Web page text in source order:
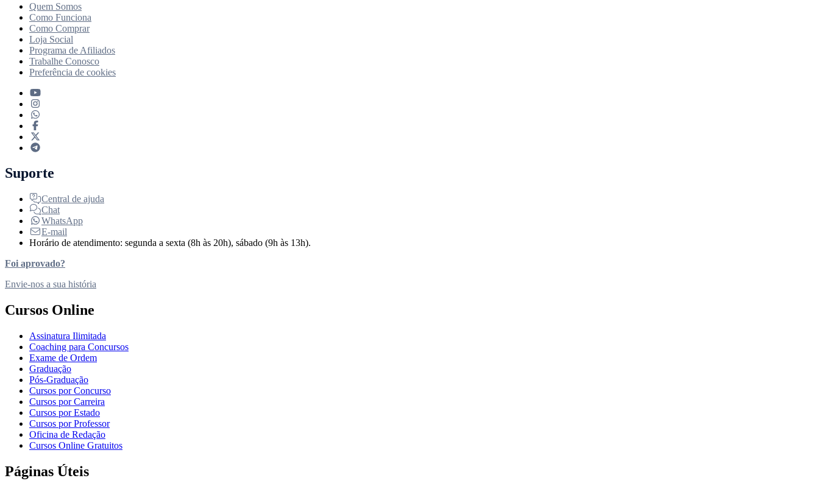
Quem Somos
Como Funciona
Como Comprar
Loja Social
Programa de Afiliados
Trabalhe Conosco
Preferência de cookies
Suporte
Central de ajuda
Chat
WhatsApp
E-mail
Horário de atendimento: segunda a sexta (8h às 20h), sábado (9h às 13h).
Foi aprovado?
Envie-nos a sua história
Cursos Online
Assinatura Ilimitada
Coaching para Concursos
Exame de Ordem
Graduação
Pós-Graduação
Cursos por Concurso
Cursos por Carreira
Cursos por Estado
Cursos por Professor
Oficina de Redação
Cursos Online Gratuitos
Páginas Úteis